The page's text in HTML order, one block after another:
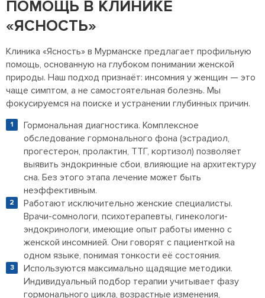
ПОМОЩЬ В КЛИНИКЕ
«ЯСНОСТЬ»
Клиника «Ясность» в Мурманске предлагает профильную
помощь, основанную на глубоком понимании женской
природы. Наш подход признаёт: инсомния у женщин — это
чаще симптом, а не самостоятельная болезнь. Мы
фокусируемся на поиске и устранении глубинных причин.
Гормональная диагностика. Комплексное
обследование гормонального фона (эстрадиол,
прогестерон, пролактин, ТТГ, кортизол) позволяет
выявить эндокринные сбои, влияющие на архитектуру
сна. Без этого этапа лечение может быть
неэффективным.
Работают исключительно женские специалисты.
Врачи-сомнологи, психотерапевты, гинекологи-
эндокринологи, имеющие опыт работы именно с
женской инсомнией. Они говорят с пациенткой на
одном языке, понимая тонкости её состояния.
Используются максимально щадящие методики.
Индивидуальный подбор терапии учитывает фазу
гормонального цикла, возрастные изменения,